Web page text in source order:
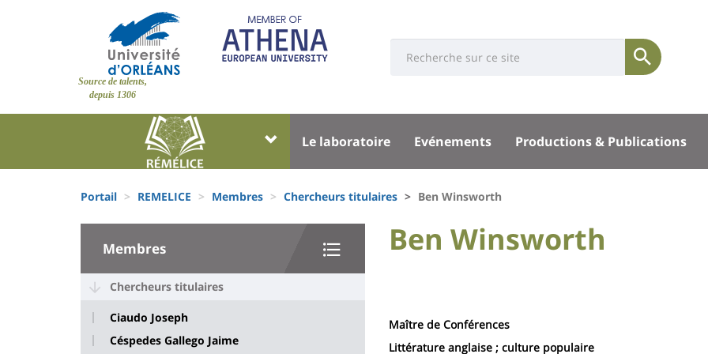
Site
Source de talents,
depuis 1306
Université
Soumettre
Université
Block
liste
des
composantes
Menu
principal
Le laboratoire Evénements Productions & Publications
d'Ariane
Portail REMELICE Membres Chercheurs titulaires Ben Winsworth
University
Sidebar
Membres
Chercheurs titulaires
Ciaudo Joseph
Céspedes Gallego Jaime
University
content
Titre
Ben Winsworth
Contenu
de
Maître de Conférences
Littérature anglaise ; culture populaire